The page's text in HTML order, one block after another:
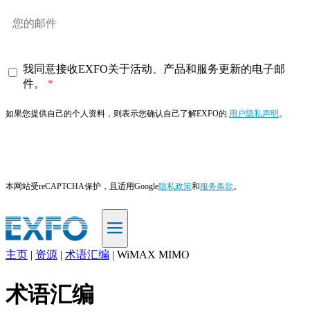
我同意接收EXFO关于活动、产品和服务更新的电子邮
件。
如果您提供自己的个人资料，则表示您确认自己了解EXFO的 用户隐私声明 。
本网站受reCAPTCHA保护，且适用Google隐私政策和服务条款。
产
主页 | 资源 | 术语汇编 | WiMAX MIMO
术语汇编